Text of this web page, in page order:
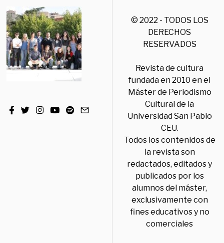
© 2022 - TODOS LOS
DERECHOS
RESERVADOS
Revista de cultura
fundada en 2010 en el
Máster de Periodismo
Cultural de la
Universidad San Pablo
CEU.
Todos los contenidos de
la revista son
redactados, editados y
publicados por los
alumnos del máster,
exclusivamente con
fines educativos y no
comerciales